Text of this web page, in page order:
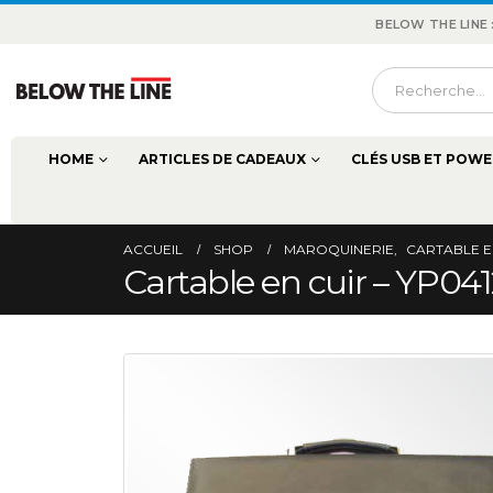
BELOW THE LINE
HOME ARTICLES DE CADEAUX CLÉS USB ET
ACCUEIL SHOP MAROQUINERIE, CARTABLE
Cartable en cuir –